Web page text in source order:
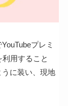
プレミ
用すること
に装い、現地